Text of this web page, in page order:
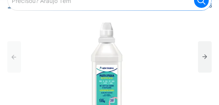
Araujo Saúde e Bem Estar